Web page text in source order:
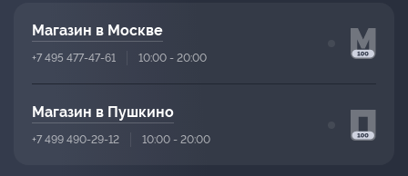
Магазин в Москве
+7 495 477-47-61 10:00 - 20:00
Магазин в Пушкино
+7 499 490-29-12 10:00 - 20:00